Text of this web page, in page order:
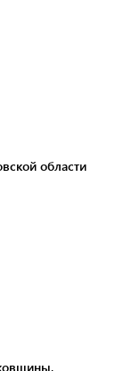
области